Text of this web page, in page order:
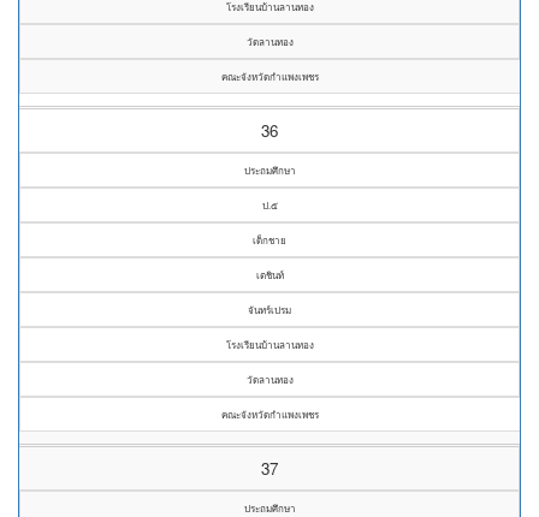
โรงเรียนบ้านลานทอง
วัดลานทอง
คณะจังหวัดกำแพงเพชร
36
ประถมศึกษา
ป.๕
เด็กชาย
เตชินท์
จันทร์เปรม
โรงเรียนบ้านลานทอง
วัดลานทอง
คณะจังหวัดกำแพงเพชร
37
ประถมศึกษา